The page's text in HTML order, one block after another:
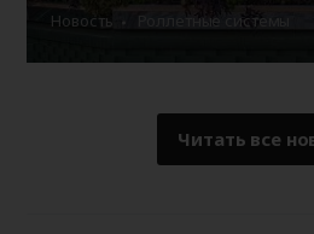
Новость Роллетные системы
Читать все